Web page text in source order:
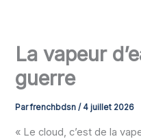
La vapeur
guerre
Parfrenchbdsn/4 juillet 2026
« Le cloud, c’est de la